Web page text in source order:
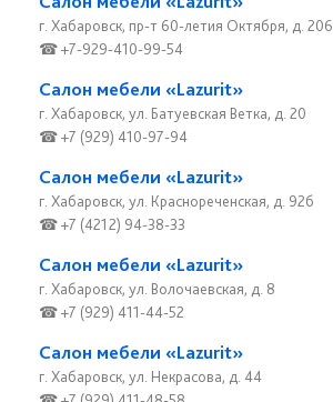
г. Хабаровск, пр-т 60-летия Октября, д. 206
☎ +7-929-410-99-54
Салон мебели «Lazurit»
г. Хабаровск, ул. Батуевская Ветка, д. 20
☎ +7 (929) 410-97-94
Салон мебели «Lazurit»
г. Хабаровск, ул. Краснореченская, д. 92б
☎ +7 (4212) 94-38-33
Салон мебели «Lazurit»
г. Хабаровск, ул. Волочаевская, д. 8
☎ +7 (929) 411-44-52
Салон мебели «Lazurit»
г. Хабаровск, ул. Некрасова, д. 44